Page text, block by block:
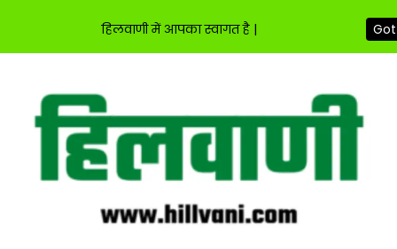
content
हिलवाणी में आपका स्वागत है |